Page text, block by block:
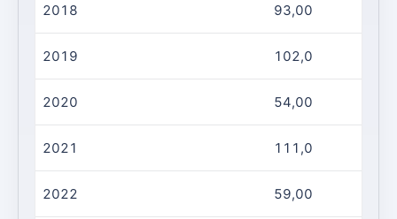
2018 93,00
2019 102,0
2020 54,00
2021 111,0
2022 59,00